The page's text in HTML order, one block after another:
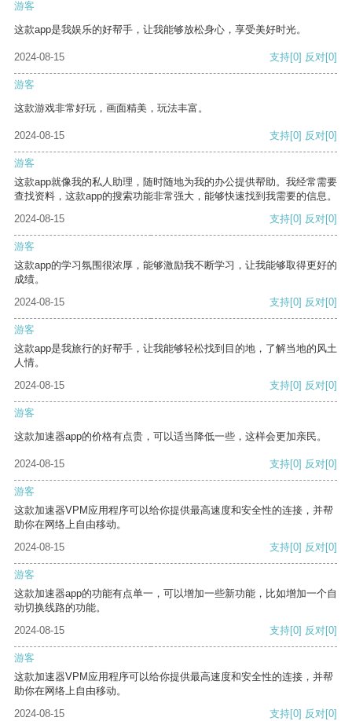
游客
这款app是我娱乐的好帮手，让我能够放松身心，享受美好时光。
2024-08-15 支持[0] 反对[0]
游客
这款游戏非常好玩，画面精美，玩法丰富。
2024-08-15 支持[0] 反对[0]
游客
这款app就像我的私人助理，随时随地为我的办公提供帮助。我经常需要
查找资料，这款app的搜索功能非常强大，能够快速找到我需要的信息。
2024-08-15
支持[0] 反对[0]
游客
这款app的学习氛围很浓厚，能够激励我不断学习，让我能够取得更好的
成绩。
2024-08-15
支持[0] 反对[0]
游客
这款app是我旅行的好帮手，让我能够轻松找到目的地，了解当地的风土
人情。
2024-08-15
支持[0] 反对[0]
游客
这款加速器app的价格有点贵，可以适当降低一些，这样会更加亲民。
2024-08-15 支持[0] 反对[0]
游客
这款加速器VPM应用程序可以给你提供最高速度和安全性的连接，并帮
助你在网络上自由移动。
2024-08-15
支持[0] 反对[0]
游客
这款加速器app的功能有点单一，可以增加一些新功能，比如增加一个自
动切换线路的功能。
2024-08-15
支持[0] 反对[0]
游客
这款加速器VPM应用程序可以给你提供最高速度和安全性的连接，并帮
助你在网络上自由移动。
2024-08-15
支持[0] 反对[0]